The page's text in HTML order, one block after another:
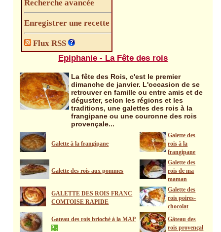
Recherche avancée
Enregistrer une recette
Flux RSS
Epiphanie - La Fête des rois
La fête des Rois, c'est le premier
dimanche de janvier. L'occasion de se
retrouver en famille ou entre amis et de
déguster, selon les régions et les
traditions, une galettes des rois à la
frangipane ou une couronne des rois
provençale...
Galette à la frangipane
Galette des
rois à la
frangipane
Galette des rois aux pommes
Galette des
rois de ma
maman
GALETTE DES ROIS FRANC
COMTOISE RAPIDE
Galette des
rois poires-
chocolat
Gateau des rois brioché à la MAP
Gâteau des
rois provençal